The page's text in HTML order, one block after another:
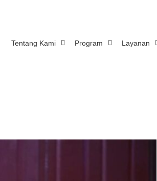
Tentang Kami Program Layanan